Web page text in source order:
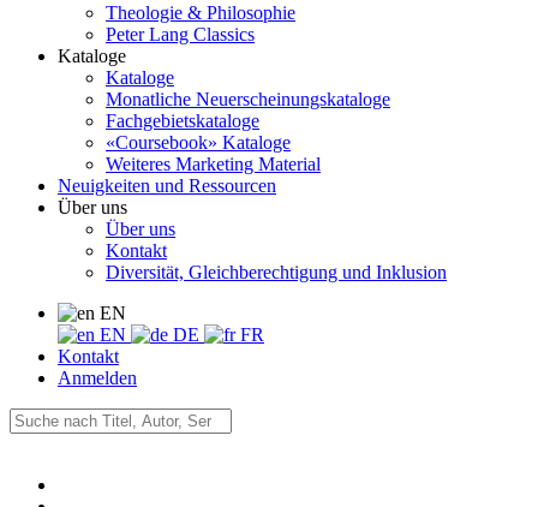
Theologie & Philosophie
Peter Lang Classics
Kataloge
Kataloge
Monatliche Neuerscheinungskataloge
Fachgebietskataloge
«Coursebook» Kataloge
Weiteres Marketing Material
Neuigkeiten und Ressourcen
Über uns
Über uns
Kontakt
Diversität, Gleichberechtigung und Inklusion
EN
EN
DE
FR
Kontakt
Anmelden